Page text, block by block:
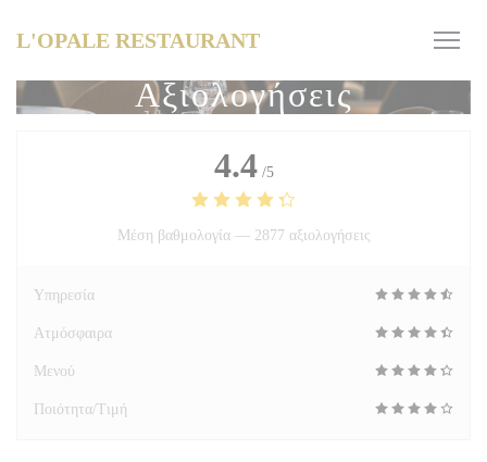
L'OPALE RESTAURANT
Αξιολογήσεις
4.4 /5
Μέση βαθμολογία — 2877 αξιολογήσεις
Υπηρεσία
Ατμόσφαιρα
Μενού
Ποιότητα/Τιμή